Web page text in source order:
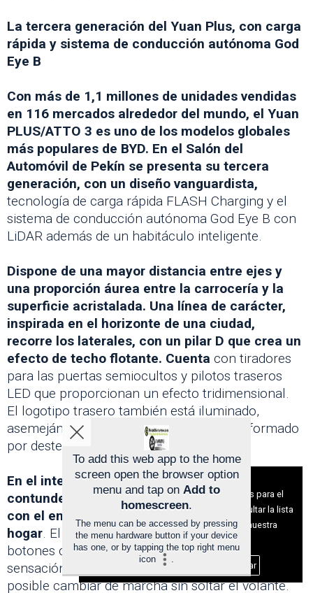
La tercera generación del Yuan Plus, con carga
rápida y sistema de conducción autónoma God
Eye B
Con más de 1,1 millones de unidades vendidas
en 116 mercados alrededor del mundo, el Yuan
PLUS/ATTO 3 es uno de los modelos globales
más populares de BYD. En el Salón del
Automóvil de Pekín se presenta su tercera
generación, con un diseño vanguardista,
tecnología de carga rápida FLASH Charging y el
sistema de conducción autónoma God Eye B con
LiDAR además de un habitáculo inteligente.
Dispone de una mayor distancia entre ejes y
una proporción áurea entre la carrocería y la
superficie acristalada. Una línea de carácter,
inspirada en el horizonte de una ciudad,
recorre los laterales, con un pilar D que crea un
efecto de techo flotante. Cuenta con tiradores
para las puertas semiocultos y pilotos traseros
LED que proporcionan un efecto tridimensional.
El logotipo trasero también está iluminado,
asemejándose a un emblema de energía formado
por destellos estelares convergentes.
En el interior, el diseño mezcla el tratamiento
contundente de los equipamientos deportivos
con el enfoque más suave de los artículos del
hogar. El nuevo volante de dos radios incorpora
botones con perfil cóncavo, mejorando la
sensación al tacto y la facilidad de uso; ahora es
posible cambiar de marcha sin soltar el volante.
Aviso sobre el Uso de cookies:
Utilizamos cookies nuestras y de terceros para el
funcionamiento del digital. Puedes consultar la lista
de cookies y como desconectarlas.Ver nuestra
Política de Privacidad y Cookies
Aceptar Cookies Personalizar
To add this web app to the home
screen open the browser option
menu and tap on Add to
homescreen.
The menu can be accessed by pressing
the menu hardware button if your device
has one, or by tapping the top right menu
icon
.